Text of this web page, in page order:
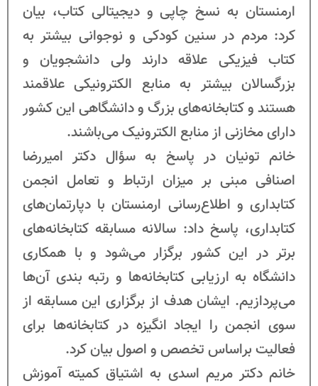
ارمنستان به نسخ چاپی و دیجیتالی کتاب، بیان
کرد: مردم در سنین کودکی و نوجوانی بیشتر به
کتاب فیزیکی علاقه دارند ولی دانشجویان و
بزرگسالان بیشتر به منابع الکترونیکی علاقمند
هستند و کتابخانه‌های بزرگ و دانشگاهی این کشور
دارای مخازنی از منابع الکترونیک می‌باشند.
خانم تونیان در پاسخ به سؤال دکتر امیررضا
اصنافی مبنی بر میزان ارتباط و تعامل انجمن
کتابداری و اطلاع‌رسانی ارمنستان با دپارتمان‌های
کتابداری، پاسخ داد: سالانه مسابقه کتابخانه‌های
برتر در این کشور برگزار می‌شود و با همکاری
دانشگاه به ارزیابی کتابخانه‌ها و رتبه بندی آن‌ها
می‌پردازیم. ایشان هدف از برگزاری این مسابقه از
سوی انجمن را ایجاد انگیزه در کتابخانه‌ها برای
فعالیت براساس تخصص و اصول بیان کرد.
خانم دکتر مریم اسدی به اشتیاق کمیته آموزش